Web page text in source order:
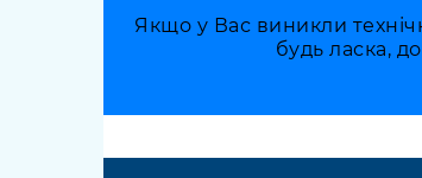
Якщо у Вас виникли
будь ласка,